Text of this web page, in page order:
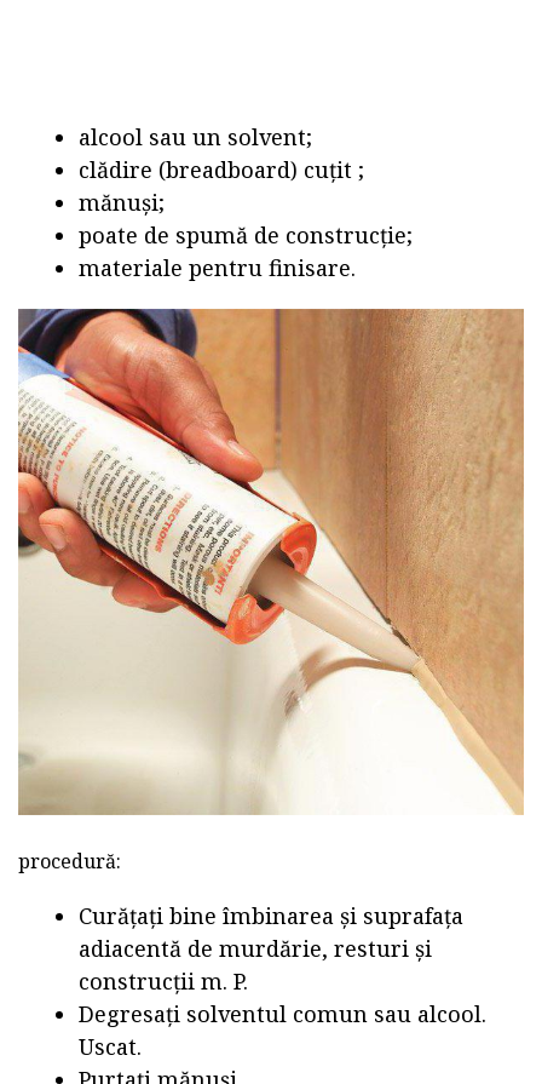
alcool sau un solvent;
clădire (breadboard) cuțit ;
mănuși;
poate de spumă de construcție;
materiale pentru finisare.
procedură:
Curățați bine îmbinarea și suprafața
adiacentă de murdărie, resturi și
construcții m. P.
Degresați solventul comun sau alcool.
Uscat.